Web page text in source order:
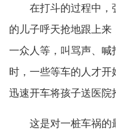
在打斗的过程中，
的儿子呼天抢地跟上
一众人等，叫骂声、
时，一些等车的人才
迅速开车将孩子送医院
这是对一桩车祸的最